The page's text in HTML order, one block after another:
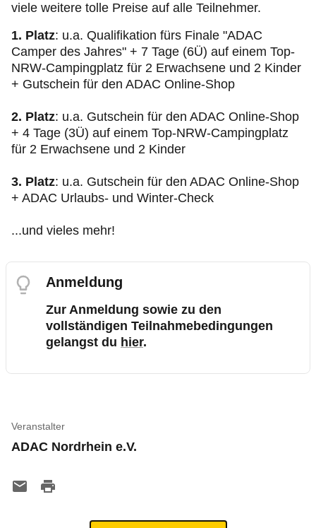
viele weitere tolle Preise auf alle Teilnehmer.
1. Platz: u.a. Qualifikation fürs Finale "ADAC
Camper des Jahres" + 7 Tage (6Ü) auf einem Top-
NRW-Campingplatz für 2 Erwachsene und 2 Kinder
+ Gutschein für den ADAC Online-Shop
2. Platz: u.a. Gutschein für den ADAC Online-Shop
+ 4 Tage (3Ü) auf einem Top-NRW-Campingplatz
für 2 Erwachsene und 2 Kinder
3. Platz: u.a. Gutschein für den ADAC Online-Shop
+ ADAC Urlaubs- und Winter-Check
...und vieles mehr!
Anmeldung
Zur Anmeldung sowie zu den
vollständigen Teilnahmebedingungen
gelangst du hier.
Veranstalter
ADAC Nordrhein e.V.